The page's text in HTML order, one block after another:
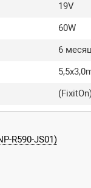
19V
60W
6
R590-JS01)